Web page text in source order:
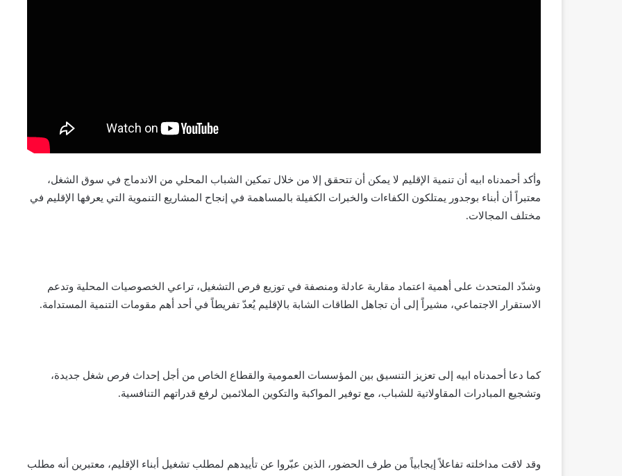
وأكد أحمدناه ابيه أن تنمية الإقليم لا يمكن أن تتحقق إلا من خلال تمكين الشباب المحلي من الاندماج في سوق الشغل،
معتبراً أن أبناء بوجدور يمتلكون الكفاءات والخبرات الكفيلة بالمساهمة في إنجاح المشاريع التنموية التي يعرفها الإقليم في
مختلف المجالات.
وشدّد المتحدث على أهمية اعتماد مقاربة عادلة ومنصفة في توزيع فرص التشغيل، تراعي الخصوصيات المحلية وتدعم
الاستقرار الاجتماعي، مشيراً إلى أن تجاهل الطاقات الشابة بالإقليم يُعدّ تفريطاً في أحد أهم مقومات التنمية المستدامة.
كما دعا أحمدناه ابيه إلى تعزيز التنسيق بين المؤسسات العمومية والقطاع الخاص من أجل إحداث فرص شغل جديدة،
وتشجيع المبادرات المقاولاتية للشباب، مع توفير المواكبة والتكوين الملائمين لرفع قدراتهم التنافسية.
وقد لاقت مداخلته تفاعلاً إيجابياً من طرف الحضور، الذين عبّروا عن تأييدهم لمطلب تشغيل أبناء الإقليم، معتبرين أنه مطلب